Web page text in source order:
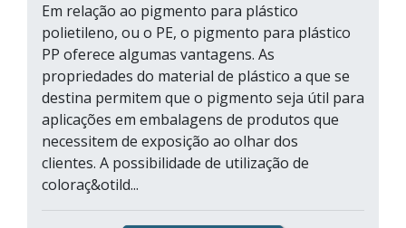
Em relação ao pigmento para plástico
polietileno, ou o PE, o pigmento para plástico
PP oferece algumas vantagens. As
propriedades do material de plástico a que se
destina permitem que o pigmento seja útil para
aplicações em embalagens de produtos que
necessitem de exposição ao olhar dos
clientes. A possibilidade de utilização de
coloraç&otild...